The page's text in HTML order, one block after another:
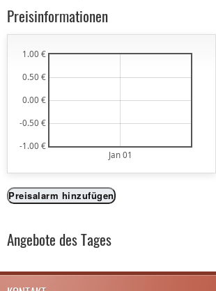
Preisinformationen
Jan 01
-1.00 €
-0.50 €
0.00 €
0.50 €
1.00 €
Preisalarm hinzufügen
Angebote des Tages